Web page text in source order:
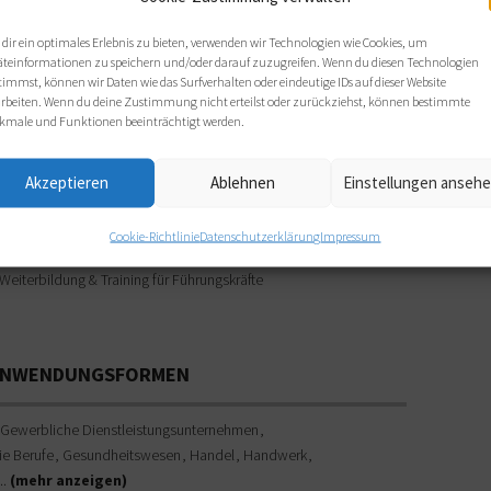
ein optimales Erlebnis zu bieten, verwenden wir Technologien wie Cookies, um
zu speichern und/oder darauf zuzugreifen. Wenn du diesen Technologien
können wir Daten wie das Surfverhalten oder eindeutige IDs auf dieser Website
Wenn du deine Zustimmung nicht erteilst oder zurückziehst, können bestimmte
und Funktionen beeinträchtigt werden.
Akzeptieren Ablehnen Einstellungen
Cookie-RichtlinieDatenschutzerklärungImpressum
Mit geförderten Programmen über BAFA und INQA-Coaching
Arbeit zu schaffen – etwa durch Mitarbeiterbefragungen,
Arbeitgeberauftritt oder
- Recruiting-Strategie & Personalmarketing
& Teamkultur
- Coaching & Teamentwicklung
& Training für Führungskräfte
Gewerbliche Dienstleistungsunternehmen
Berufe Gesundheitswesen Handel Handwerk
(mehr anzeigen)